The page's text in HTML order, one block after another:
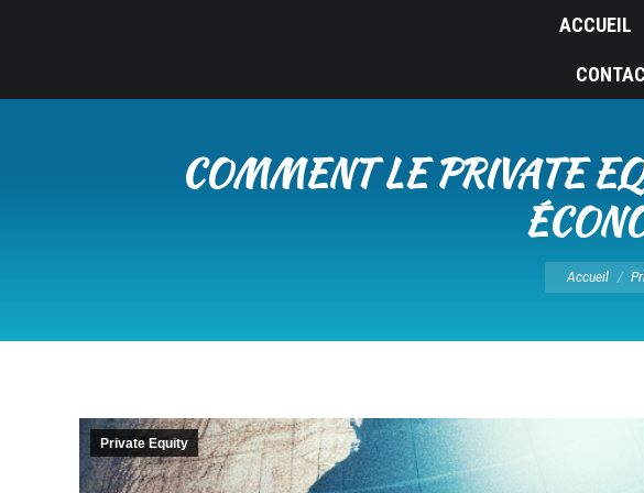
ACCUEIL
COMMENT LE PRIVATE
Vous êtes ici
Accueil
Private Equity